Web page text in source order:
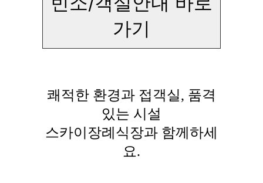
가기
쾌적한 환경과 접객실, 품격
있는 시설
스카이장례식장과 함께하세
요.